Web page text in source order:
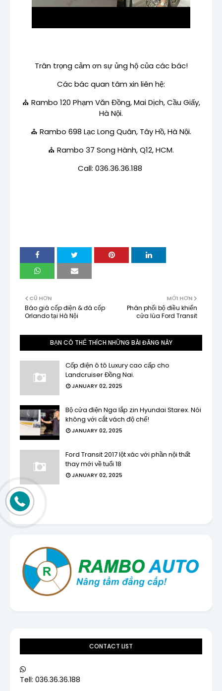
Trân trọng cảm ơn sự ủng hộ của các bác!
Các bác quan tâm xin liên hệ:
⛪ Rambo 120 Phạm Văn Đồng, Mai Dịch, Cầu Giấy,
Hà Nội.
⛪ Rambo 698 Lạc Long Quân, Tây Hồ, Hà Nội.
⛪ Rambo 37 Song Hành, Q12, HCM.
Call: 036.36.36.188
MỚI HƠN
Phân phối bộ điều khiển
cửa lùa Ford Transit
CŨ HƠN
Báo giá cốp điện & đá cốp
Orlando tại Hà Nội
BẠN CÓ THỂ THÍCH NHỮNG BÀI ĐĂNG NÀY
Cốp điện ô tô Luxury cao cấp cho
Landcruiser Đồng Nai.
JANUARY 02, 2025
Bộ cửa điện Nga lắp zin Hyundai Starex. Nói
không với cắt vách độ chế!
JANUARY 02, 2025
Ford Transit 2017 lột xác với phần nội thất
thay mới về tuổi 18
JANUARY 02, 2025
CONTACT LIST
Tell: 036.36.36.188